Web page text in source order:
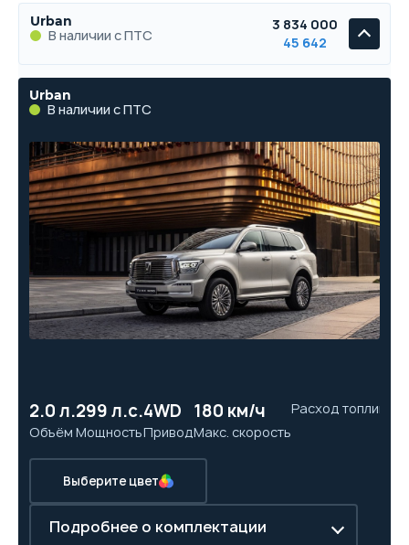
Urban
В наличии с ПТС
3 834 000
45 642
Urban
В наличии с ПТС
2.0 л.
Объём
299 л.с.
Мощность
4WD
Привод
180 км/ч
Макс. скорость
Расход топлива
Выберите цвет
Подробнее о комплектации